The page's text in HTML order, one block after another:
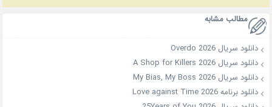
مطالب مشابه
دانلود سریال Overdo 2026
دانلود سریال A Shop for Killers 2026
دانلود سریال My Bias, My Boss 2026
دانلود برنامه Love against Time 2026